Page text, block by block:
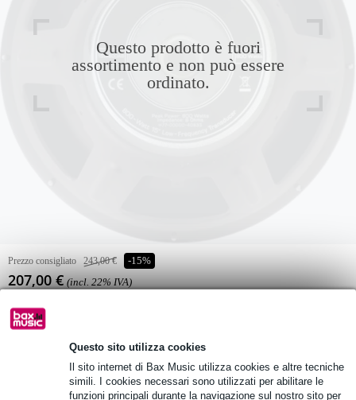
Questo sito utilizza cookies
Il sito internet di Bax Music utilizza cookies e altre tecniche
simili. I cookies necessari sono utilizzati per abilitare le
funzioni principali durante la navigazione sul nostro sito per
Questo prodotto è fuori
assortimento e non può essere
ordinato.
Prezzo consigliato 243,00 € -15%
207,00 € (incl. 22% IVA)
Disponibilità online
Consegna gratuita